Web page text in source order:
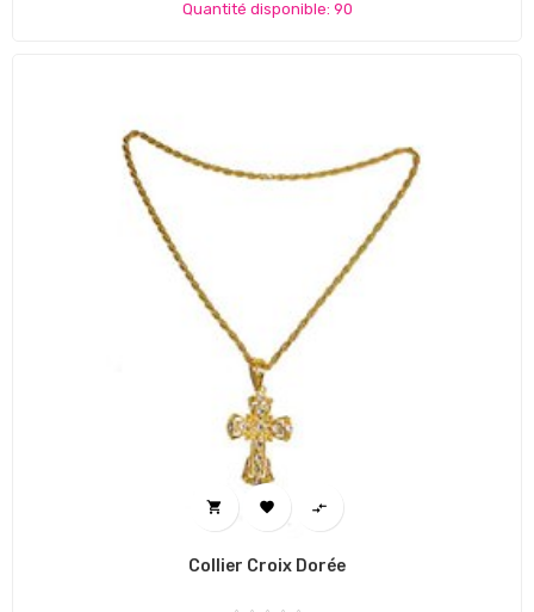
Quantité disponible: 90
  
Collier Croix Dorée